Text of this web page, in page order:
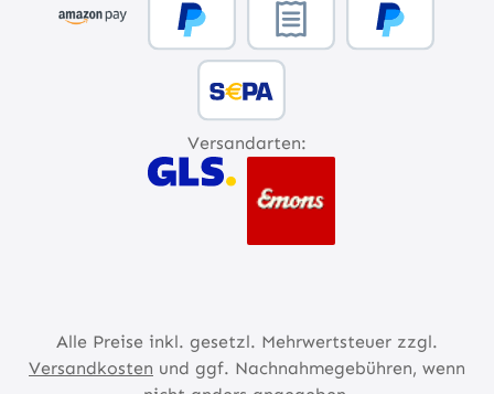
Versandarten:
Alle Preise inkl. gesetzl. Mehrwertsteuer zzgl.
Versandkosten und ggf. Nachnahmegebühren, wenn